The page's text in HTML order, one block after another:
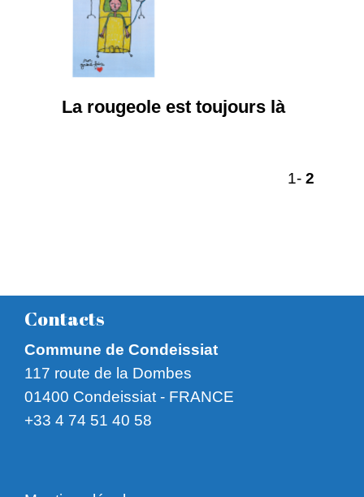
La rougeole est toujours là
1- 2
Contacts
Commune de Condeissiat
117 route de la Dombes
01400 Condeissiat - FRANCE
+33 4 74 51 40 58